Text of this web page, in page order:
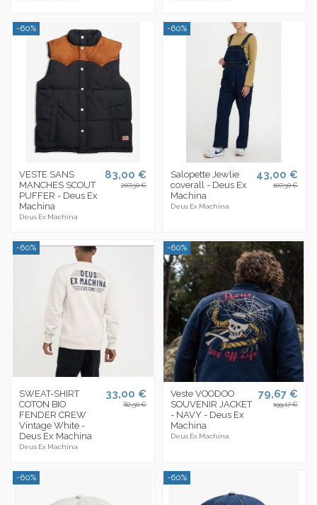
-60%
VESTE SANS
MANCHES SCOUT
PUFFER - Deus Ex
Machina
Deus Ex Machina
83,00 €
207,50 €
-60%
Salopette Jewlie
coverall - Deus Ex
Machina
Deus Ex Machina
43,00 €
107,50 €
-60%
SWEAT-SHIRT
COTON BIO
FENDER CREW
Vintage White -
Deus Ex Machina
Deus Ex Machina
33,00 €
82,50 €
-60%
Veste VOODOO
SOUVENIR JACKET
- NAVY - Deus Ex
Machina
Deus Ex Machina
79,67 €
199,17 €
-60% -60%